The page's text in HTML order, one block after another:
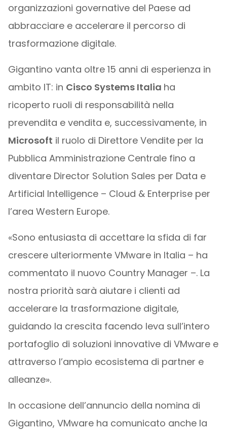
organizzazioni governative del Paese ad
abbracciare e accelerare il percorso di
trasformazione digitale.
Gigantino vanta oltre 15 anni di esperienza in
ambito IT: in Cisco Systems Italia ha
ricoperto ruoli di responsabilità nella
prevendita e vendita e, successivamente, in
Microsoft il ruolo di Direttore Vendite per la
Pubblica Amministrazione Centrale fino a
diventare Director Solution Sales per Data e
Artificial Intelligence – Cloud & Enterprise per
l’area Western Europe.
«Sono entusiasta di accettare la sfida di far
crescere ulteriormente VMware in Italia – ha
commentato il nuovo Country Manager –. La
nostra priorità sarà aiutare i clienti ad
accelerare la trasformazione digitale,
guidando la crescita facendo leva sull’intero
portafoglio di soluzioni innovative di VMware e
attraverso l’ampio ecosistema di partner e
alleanze».
In occasione dell’annuncio della nomina di
Gigantino, VMware ha comunicato anche la